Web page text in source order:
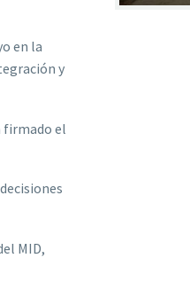
en la
y
firmado el
MID,